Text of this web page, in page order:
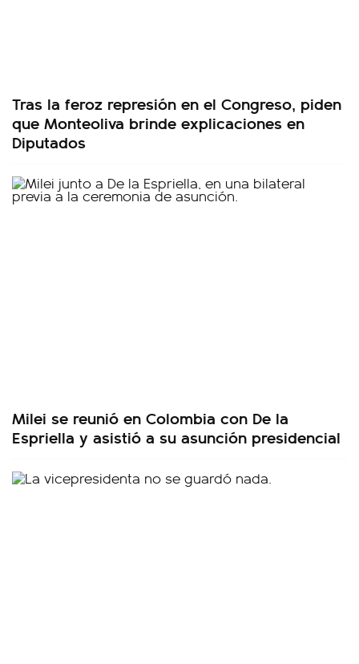
Tras la feroz represión en el Congreso, piden
que Monteoliva brinde explicaciones en
Diputados
Milei se reunió en Colombia con De la
Espriella y asistió a su asunción presidencial